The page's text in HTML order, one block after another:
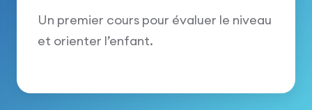
Un premier cours pour évaluer le niveau
et orienter l’enfant.